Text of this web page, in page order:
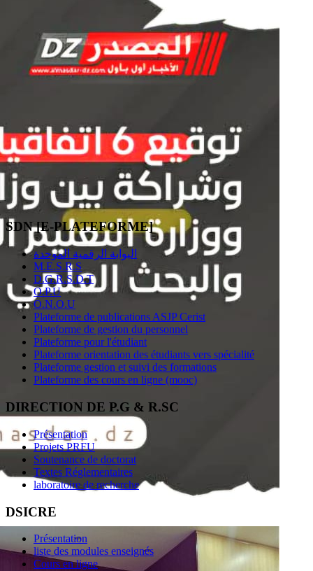
SDN [E-PLATEFORME]
البوابة الرقمية الموحدة
M.E.S.R.S
D.G.R.S.D.T
O.P.U
O.N.O.U
Plateforme de publications ASJP Cerist
Plateforme de gestion du personnel
Plateforme pour l'étudiant
Plateforme orientation des étudiants vers spécialité
Plateforme gestion et suivi des formations
Plateforme des cours en ligne (mooc)
DIRECTION DE P.G & R.SC
Présentation
Projets PRFU
Soutenance de doctorat
Textes Réglementaires
laboratoire de recherche
DSICRE
Présentation
liste des modules enseignés
Cours en ligne